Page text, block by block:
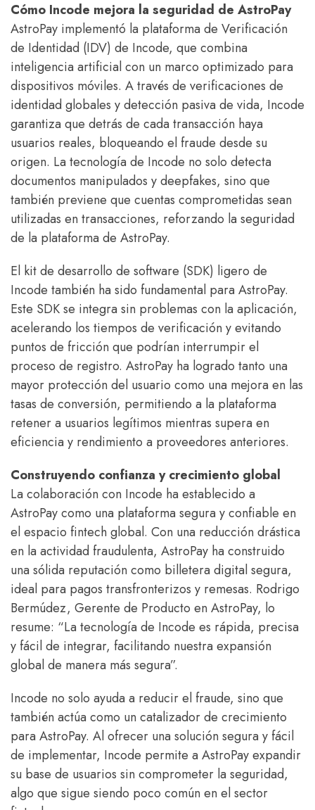
Cómo Incode mejora la seguridad de AstroPay
AstroPay implementó la plataforma de Verificación
de Identidad (IDV) de Incode, que combina
inteligencia artificial con un marco optimizado para
dispositivos móviles. A través de verificaciones de
identidad globales y detección pasiva de vida, Incode
garantiza que detrás de cada transacción haya
usuarios reales, bloqueando el fraude desde su
origen. La tecnología de Incode no solo detecta
documentos manipulados y deepfakes, sino que
también previene que cuentas comprometidas sean
utilizadas en transacciones, reforzando la seguridad
de la plataforma de AstroPay.
El kit de desarrollo de software (SDK) ligero de
Incode también ha sido fundamental para AstroPay.
Este SDK se integra sin problemas con la aplicación,
acelerando los tiempos de verificación y evitando
puntos de fricción que podrían interrumpir el
proceso de registro. AstroPay ha logrado tanto una
mayor protección del usuario como una mejora en las
tasas de conversión, permitiendo a la plataforma
retener a usuarios legítimos mientras supera en
eficiencia y rendimiento a proveedores anteriores.
Construyendo confianza y crecimiento global
La colaboración con Incode ha establecido a
AstroPay como una plataforma segura y confiable en
el espacio fintech global. Con una reducción drástica
en la actividad fraudulenta, AstroPay ha construido
una sólida reputación como billetera digital segura,
ideal para pagos transfronterizos y remesas. Rodrigo
Bermúdez, Gerente de Producto en AstroPay, lo
resume: “La tecnología de Incode es rápida, precisa
y fácil de integrar, facilitando nuestra expansión
global de manera más segura”.
Incode no solo ayuda a reducir el fraude, sino que
también actúa como un catalizador de crecimiento
para AstroPay. Al ofrecer una solución segura y fácil
de implementar, Incode permite a AstroPay expandir
su base de usuarios sin comprometer la seguridad,
algo que sigue siendo poco común en el sector